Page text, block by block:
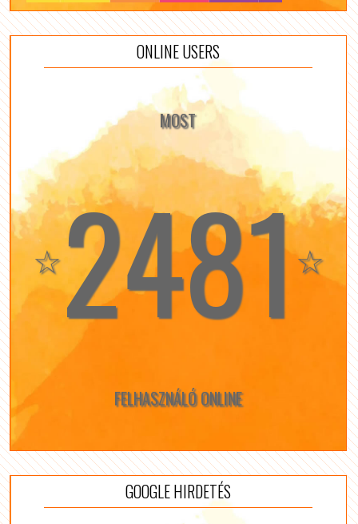
ONLINE USERS
MOST
☆2481☆
FELHASZNÁLÓ ONLINE
GOOGLE HIRDETÉS